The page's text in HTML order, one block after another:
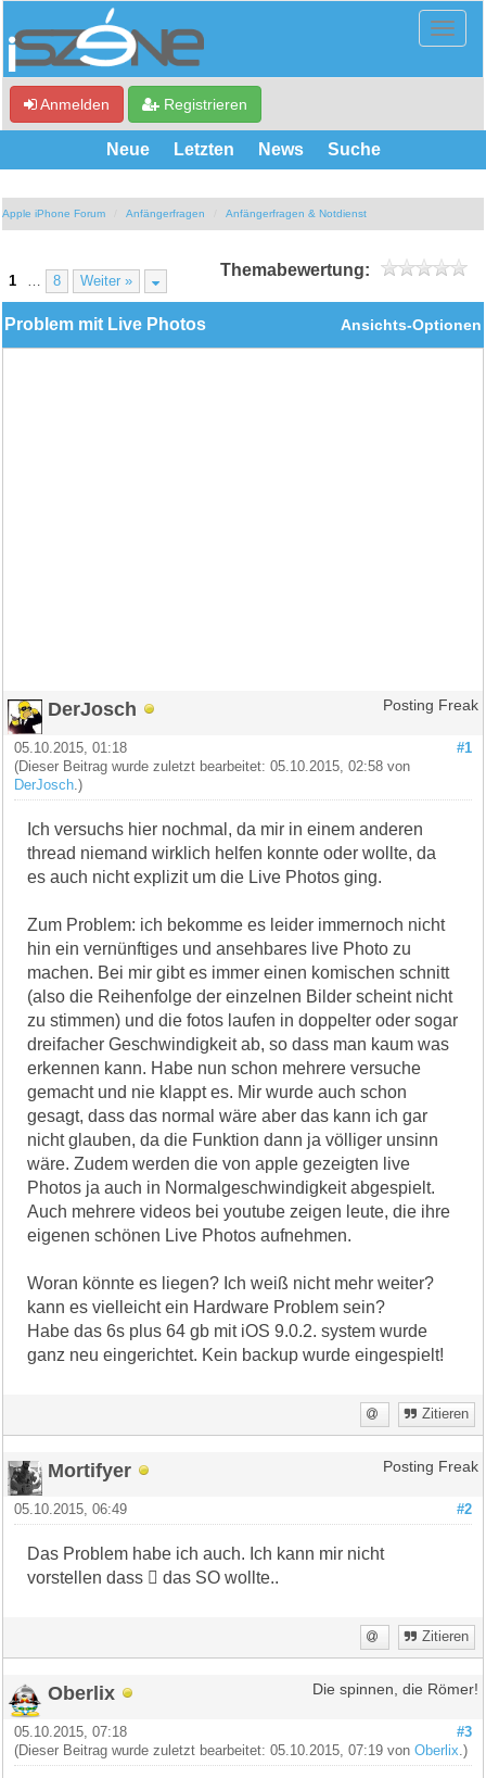
Anmelden Registrieren
Neue Letzten News Suche
Apple iPhone Forum Anfängerfragen Anfängerfragen & Notdienst
1 8 Weiter »
Themabewertung:
Ansichts-Optionen
Problem mit Live Photos
DerJosch Posting Freak
#1
05.10.2015, 01:18
(Dieser Beitrag wurde zuletzt bearbeitet: 05.10.2015, 02:58 von
DerJosch .)
Ich versuchs hier nochmal, da mir in einem anderen
thread niemand wirklich helfen konnte oder wollte, da
es auch nicht explizit um die Live Photos ging.
Zum Problem: ich bekomme es leider immernoch nicht
hin ein vernünftiges und ansehbares live Photo zu
machen. Bei mir gibt es immer einen komischen schnitt
(also die Reihenfolge der einzelnen Bilder scheint nicht
zu stimmen) und die fotos laufen in doppelter oder sogar
dreifacher Geschwindigkeit ab, so dass man kaum was
erkennen kann. Habe nun schon mehrere versuche
gemacht und nie klappt es. Mir wurde auch schon
gesagt, dass das normal wäre aber das kann ich gar
nicht glauben, da die Funktion dann ja völliger unsinn
wäre. Zudem werden die von apple gezeigten live
Photos ja auch in Normalgeschwindigkeit abgespielt.
Auch mehrere videos bei youtube zeigen leute, die ihre
eigenen schönen Live Photos aufnehmen.
Woran könnte es liegen? Ich weiß nicht mehr weiter?
kann es vielleicht ein Hardware Problem sein?
Habe das 6s plus 64 gb mit iOS 9.0.2. system wurde
ganz neu eingerichtet. Kein backup wurde eingespielt!
Zitieren
Mortifyer Posting Freak
#2
05.10.2015, 06:49
Das Problem habe ich auch. Ich kann mir nicht
vorstellen dass  das SO wollte..
Zitieren
Oberlix Die spinnen, die Römer!
#3
05.10.2015, 07:18
(Dieser Beitrag wurde zuletzt bearbeitet: 05.10.2015, 07:19 vonOberlix .)